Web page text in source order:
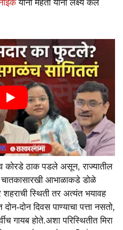
यांनी मेहता यांना लक्ष्य केले
कोरडे ठाक पडले असून, राज्यातील
चातकासारखी आभाळाकडे डोळे
स्थिती तर अत्यंत भयावह
दोन दिवस पाण्याचा पत्ता नसतो,
गायब होते.अशा परिस्थितीत मिरा